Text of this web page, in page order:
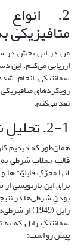
2.
متافیزیکی
ارزیابی می‌کنم.
سمانتیکی انجام
رویکرد‌های
نقد می‌کنم.
2-1. تحلیلِ شرطیِ ساده
همان‌طور که دیدیم
قالبِ جملاتِ شرطی
آنها محرّکِ قابلیّت‌ها
برای این بازنویسی
بودنِ شرطی‌ها در
رایل
سمانتیکِ رایل که
پیشِ رو است: